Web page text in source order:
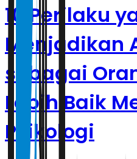
10 Perilaku
Menjadikan
sebagai
Lebih Baik
Psikologi